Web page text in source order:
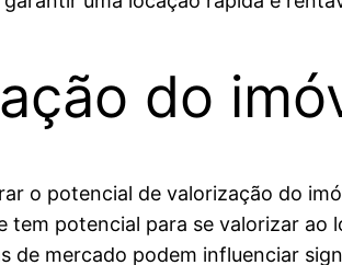
do
o potencial de valorização do
potencial para se valorizar
de mercado podem influenciar